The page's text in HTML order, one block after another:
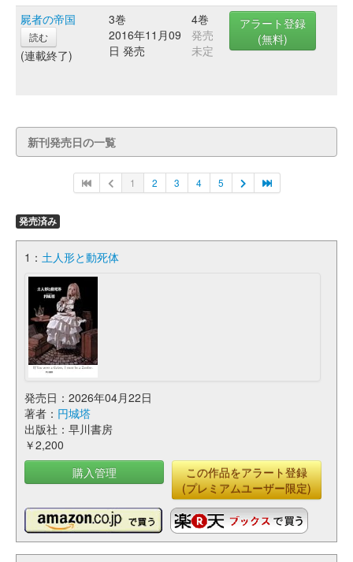
屍者の帝国
読む
(連載終了)
3巻
2016年11月09
日 発売
4巻
発売
未定
アラート登録
(無料)
新刊発売日の一覧
1 2 3 4 5
発売済み
1： 土人形と動死体
発売日：2026年04月22日
著者： 円城塔
出版社：早川書房
￥2,200
購入管理
この作品をアラート登録
(プレミアムユーザー限定)